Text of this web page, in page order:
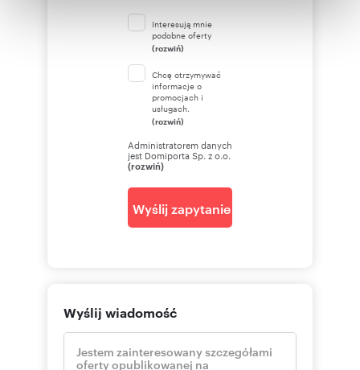
otrzymanymi od Ciebie lub uzyskanymi podczas
Interesują mnie
podobne oferty
(rozwiń)
Chcę otrzymywać
informacje o
promocjach i
usługach.
(rozwiń)
Administratorem danych
jest Domiporta Sp. z o.o.
(rozwiń)
Wyślij zapytanie
Wyślij wiadomość